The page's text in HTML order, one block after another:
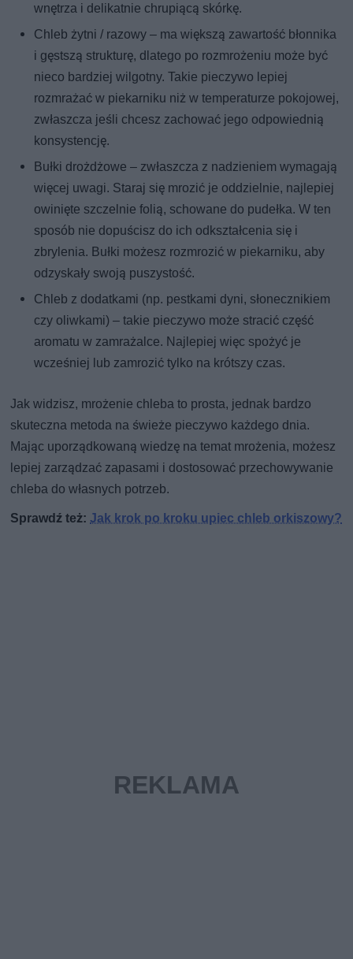
wnętrza i delikatnie chrupiącą skórkę.
Chleb żytni / razowy – ma większą zawartość błonnika
i gęstszą strukturę, dlatego po rozmrożeniu może być
nieco bardziej wilgotny. Takie pieczywo lepiej
rozmrażać w piekarniku niż w temperaturze pokojowej,
zwłaszcza jeśli chcesz zachować jego odpowiednią
konsystencję.
Bułki drożdżowe – zwłaszcza z nadzieniem wymagają
więcej uwagi. Staraj się mrozić je oddzielnie, najlepiej
owinięte szczelnie folią, schowane do pudełka. W ten
sposób nie dopuścisz do ich odkształcenia się i
zbrylenia. Bułki możesz rozmrozić w piekarniku, aby
odzyskały swoją puszystość.
Chleb z dodatkami (np. pestkami dyni, słonecznikiem
czy oliwkami) – takie pieczywo może stracić część
aromatu w zamrażalce. Najlepiej więc spożyć je
wcześniej lub zamrozić tylko na krótszy czas.
Jak widzisz, mrożenie chleba to prosta, jednak bardzo
skuteczna metoda na świeże pieczywo każdego dnia.
Mając uporządkowaną wiedzę na temat mrożenia, możesz
lepiej zarządzać zapasami i dostosować przechowywanie
chleba do własnych potrzeb.
Sprawdź też:Jak krok po kroku upiec chleb orkiszowy?